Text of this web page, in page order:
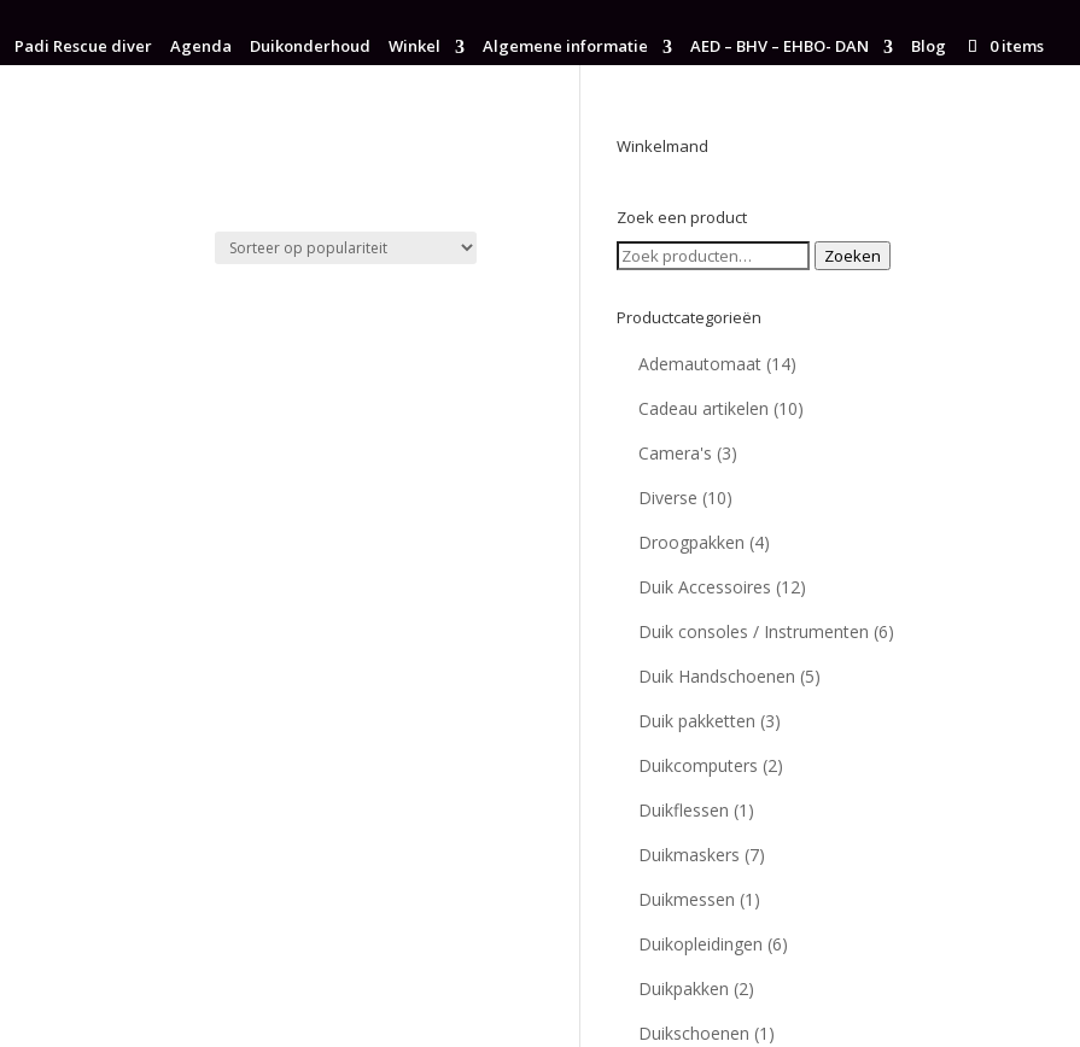
Padi Rescue diver Agenda Duikonderhoud Winkel Algemene informatie AED – BHV – EHBO- DAN Blog 0 items
Winkelmand
Zoek een product
Zoeken
Zoeken
Productcategorieën
Ademautomaat (14)
Cadeau artikelen (10)
Camera's (3)
Diverse (10)
Droogpakken (4)
Duik Accessoires (12)
Duik consoles / Instrumenten (6)
Duik Handschoenen (5)
Duik pakketten (3)
Duikcomputers (2)
Duikflessen (1)
Duikmaskers (7)
Duikmessen (1)
Duikopleidingen (6)
Duikpakken (2)
Duikschoenen (1)